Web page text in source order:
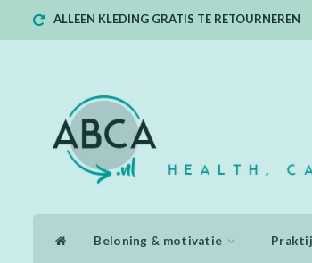
ALLEEN KLEDING GRATIS TE RETOURNEREN
Beloning & motivatie